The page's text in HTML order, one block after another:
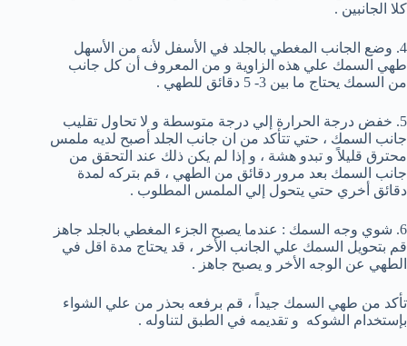
كلا الجانبين .
4. وضع الجانب المغطي بالجلد في الأسفل لأنه من الأسهل
طهي السمك علي هذه الزاوية و من المعروف أن كل جانب
من السمك يحتاج ما بين 3- 5 دقائق للطهي .
5. خفض درجة الحرارة إلي درجة متوسطة و لا تحاول تقليب
جانب السمك ، حتي تتأكد من ان جانب الجلد أصبح لديه ملمس
محترق قليلاً و تبدو هشة ، و إذا لم يكن ذلك عند التحقق من
جانب السمك بعد مرور دقائق من الطهي ، قم بتركه لمدة
دقائق أخري حتي يتحول إلي الملمس المطلوب .
6. شوي وجه السمك : عندما يصبح الجزء المغطي بالجلد جاهز
قم بتحويل السمك علي الجانب الأخر ، قد يحتاج مدة اقل في
الطهي عن الوجه الأخر و يصبح جاهز .
تأكد من طهي السمك جيداً ، قم برفعه بحذر من علي الشواء
بإستخدام الشوكه و تقديمه في الطبق لتناوله .